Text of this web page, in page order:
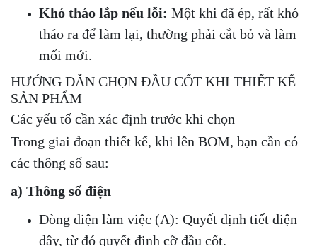
Khó tháo lắp nếu lỗi: Một khi đã ép, rất khó
tháo ra để làm lại, thường phải cắt bỏ và làm
mối mới.
HƯỚNG DẪN CHỌN ĐẦU CỐT KHI THIẾT KẾ
SẢN PHẨM
Các yếu tố cần xác định trước khi chọn
Trong giai đoạn thiết kế, khi lên BOM, bạn cần có
các thông số sau:
a) Thông số điện
Dòng điện làm việc (A): Quyết định tiết diện
dây, từ đó quyết định cỡ đầu cốt.